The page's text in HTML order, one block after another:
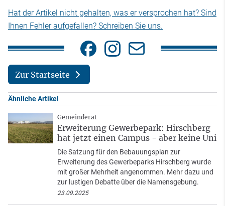
Hat der Artikel nicht gehalten, was er versprochen hat? Sind
Ihnen Fehler aufgefallen? Schreiben Sie uns.
Zur Startseite
Ähnliche Artikel
Gemeinderat
Erweiterung Gewerbepark: Hirschberg
hat jetzt einen Campus - aber keine Uni
Die Satzung für den Bebauungsplan zur
Erweiterung des Gewerbeparks Hirschberg wurde
mit großer Mehrheit angenommen. Mehr dazu und
zur lustigen Debatte über die Namensgebung.
23.09.2025